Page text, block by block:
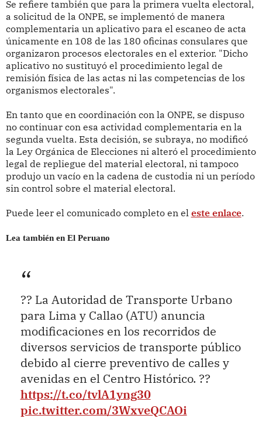
Se refiere también que para la primera vuelta electoral,
a solicitud de la ONPE, se implementó de manera
complementaria un aplicativo para el escaneo de acta
únicamente en 108 de las 180 oficinas consulares que
organizaron procesos electorales en el exterior. "Dicho
aplicativo no sustituyó el procedimiento legal de
remisión física de las actas ni las competencias de los
organismos electorales".
En tanto que en coordinación con la ONPE, se dispuso
no continuar con esa actividad complementaria en la
segunda vuelta. Esta decisión, se subraya, no modificó
la Ley Orgánica de Elecciones ni alteró el procedimiento
legal de repliegue del material electoral, ni tampoco
produjo un vacío en la cadena de custodia ni un período
sin control sobre el material electoral.
Puede leer el comunicado completo en el este enlace.
Lea también en El Peruano
?? La Autoridad de Transporte Urbano
para Lima y Callao (ATU) anuncia
modificaciones en los recorridos de
diversos servicios de transporte público
debido al cierre preventivo de calles y
avenidas en el Centro Histórico. ??
https://t.co/tvlA1yng30
pic.twitter.com/3WxveQCAOi